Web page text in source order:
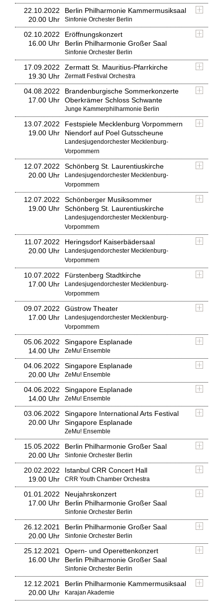
22.10.2022
20.00 Uhr
Berlin Philharmonie Kammermusiksaal
Sinfonie Orchester Berlin
02.10.2022
16.00 Uhr
Eröffnungskonzert
Berlin Philharmonie Großer Saal
Sinfonie Orchester Berlin
17.09.2022
19.30 Uhr
Zermatt St. Mauritius-Pfarrkirche
Zermatt Festival Orchestra
04.08.2022
17.00 Uhr
Brandenburgische Sommerkonzerte
Oberkrämer Schloss Schwante
Junge Kammerphilharmonie Berlin
13.07.2022
19.00 Uhr
Festspiele Mecklenburg Vorpommern
Niendorf auf Poel Gutsscheune
Landesjugendorchester Mecklenburg-
Vorpommern
12.07.2022
20.00 Uhr
Schönberg St. Laurentiuskirche
Landesjugendorchester Mecklenburg-
Vorpommern
12.07.2022
19.00 Uhr
Schönberger Musiksommer
Schönberg St. Laurentiuskirche
Landesjugendorchester Mecklenburg-
Vorpommern
11.07.2022
20.00 Uhr
Heringsdorf Kaiserbädersaal
Landesjugendorchester Mecklenburg-
Vorpommern
10.07.2022
17.00 Uhr
Fürstenberg Stadtkirche
Landesjugendorchester Mecklenburg-
Vorpommern
09.07.2022
17.00 Uhr
Güstrow Theater
Landesjugendorchester Mecklenburg-
Vorpommern
05.06.2022
14.00 Uhr
Singapore Esplanade
ZeMu! Ensemble
04.06.2022
20.00 Uhr
Singapore Esplanade
ZeMu! Ensemble
04.06.2022
14.00 Uhr
Singapore Esplanade
ZeMu! Ensemble
03.06.2022
20.00 Uhr
Singapore International Arts Festival
Singapore Esplanade
ZeMu! Ensemble
15.05.2022
20.00 Uhr
Berlin Philharmonie Großer Saal
Sinfonie Orchester Berlin
20.02.2022
19.00 Uhr
Istanbul CRR Concert Hall
CRR Youth Chamber Orchestra
01.01.2022
17.00 Uhr
Neujahrskonzert
Berlin Philharmonie Großer Saal
Sinfonie Orchester Berlin
26.12.2021
20.00 Uhr
Berlin Philharmonie Großer Saal
Sinfonie Orchester Berlin
25.12.2021
16.00 Uhr
Opern- und Operettenkonzert
Berlin Philharmonie Großer Saal
Sinfonie Orchester Berlin
12.12.2021
20.00 Uhr
Berlin Philharmonie Kammermusiksaal
Karajan Akademie